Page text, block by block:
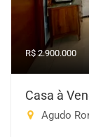
R$ 2.900.000
Casa à
Agudo